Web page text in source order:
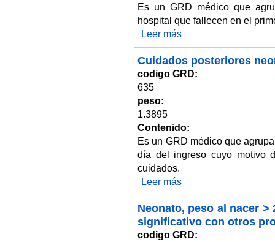
Es un GRD médico que
hospital que fallecen en el
Leer más
Cuidados posteriores
codigo GRD:
635
peso:
1.3895
Contenido:
Es un GRD médico que
día del ingreso cuyo motivo
cuidados.
Leer más
Neonato, peso al nacer
significativo con otros
codigo GRD: